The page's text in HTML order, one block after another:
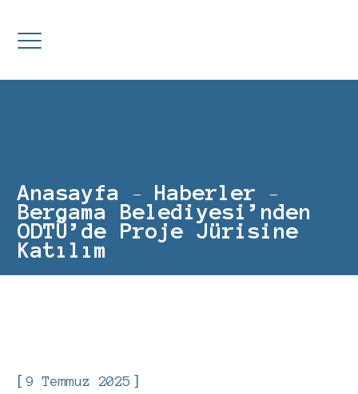
Anasayfa
Haberler
Bergama Belediyesi’nden
ODTÜ’de Proje Jürisine
Katılım
[9 Temmuz 2025 ]